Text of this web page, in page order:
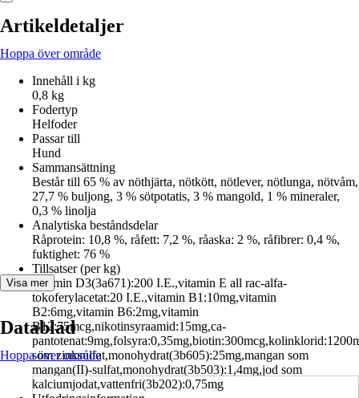
Artikeldetaljer
Hoppa över område
Innehåll i kg
0,8 kg
Fodertyp
Helfoder
Passar till
Hund
Sammansättning
Består till 65 % av nöthjärta, nötkött, nötlever, nötlunga, nötvåm,
27,7 % buljong, 3 % sötpotatis, 3 % mangold, 1 % mineraler,
0,3 % linolja
Analytiska beståndsdelar
Råprotein: 10,8 %, råfett: 7,2 %, råaska: 2 %, råfibrer: 0,4 %,
fuktighet: 76 %
Tillsatser (per kg)
Vitamin D3(3a671):200 I.E.,vitamin E all rac-alfa-
tokoferylacetat:20 I.E.,vitamin B1:10mg,vitamin
B2:6mg,vitamin B6:2mg,vitamin
B12:75mcg,nikotinsyraamid:15mg,ca-
som zinksulfat,monohydrat(3b605):25mg,mangan som
mangan(II)-sulfat,monohydrat(3b503):1,4mg,jod som
kalciumjodat,vattenfri(3b202):0,75mg
Visa mer
Datablad
Hoppa över område